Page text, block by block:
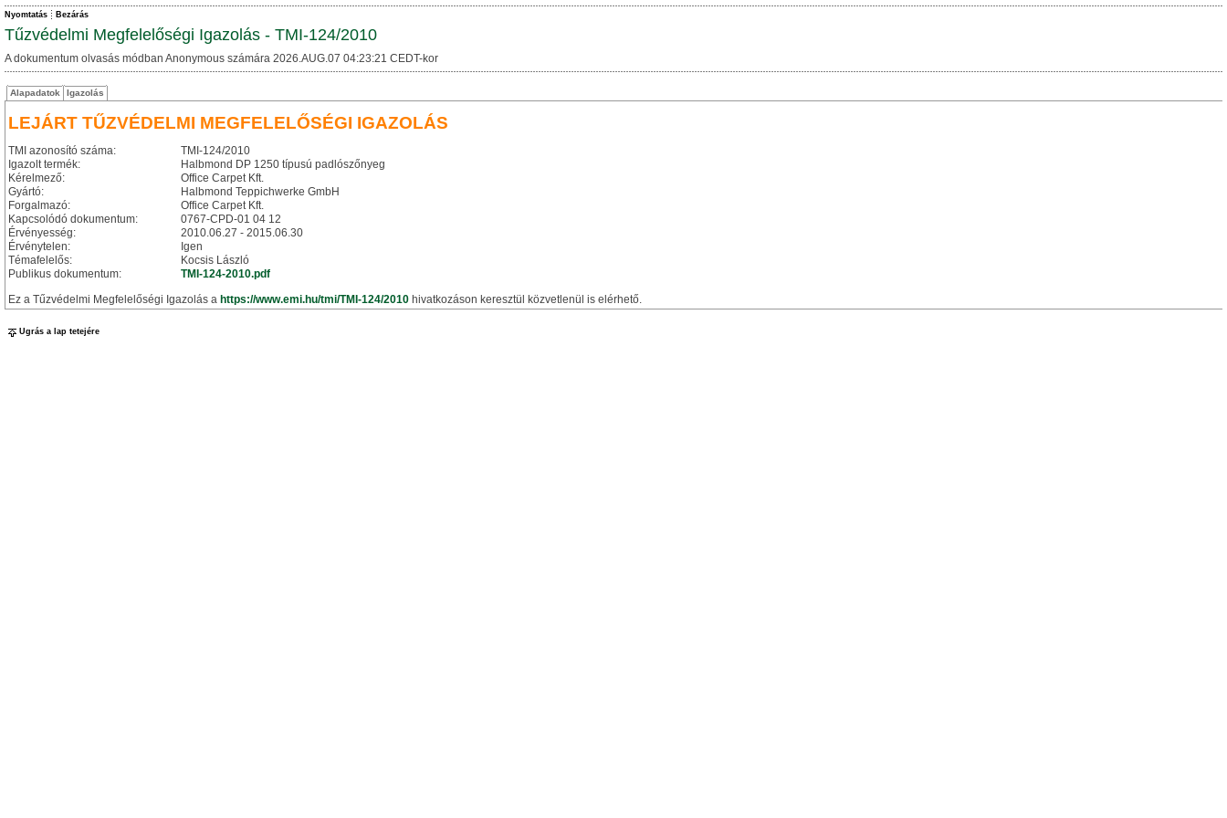
Nyomtatás Bezárás
Tűzvédelmi Megfelelőségi Igazolás - TMI-124/2010
A dokumentum olvasás módban Anonymous számára 2026.AUG.07 04:23:21 CEDT-kor
Alapadatok Igazolás
LEJÁRT TŰZVÉDELMI MEGFELELŐSÉGI IGAZOLÁS
TMI azonosító száma:
TMI-124/2010
Igazolt termék:
Halbmond DP 1250 típusú padlószőnyeg
Kérelmező:
Office Carpet Kft.
Gyártó:
Halbmond Teppichwerke GmbH
Forgalmazó:
Office Carpet Kft.
Kapcsolódó dokumentum:
0767-CPD-01 04 12
Érvényesség:
2010.06.27 - 2015.06.30
Érvénytelen:
Igen
Témafelelős:
Kocsis László
Publikus dokumentum:
TMI-124-2010.pdf
Ez a Tűzvédelmi Megfelelőségi Igazolás a https://www.emi.hu/tmi/TMI-124/2010 hivatkozáson keresztül közvetlenül is elérhető.
Ugrás a lap tetejére